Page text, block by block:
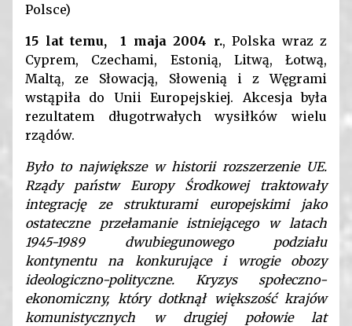
Polsce)
15 lat temu, 1 maja 2004 r., Polska wraz z
Cyprem, Czechami, Estonią, Litwą, Łotwą,
Maltą, ze Słowacją, Słowenią i z Węgrami
wstąpiła do Unii Europejskiej. Akcesja była
rezultatem długotrwałych wysiłków wielu
rządów.
Było to największe w historii rozszerzenie UE.
Rządy państw Europy Środkowej traktowały
integrację ze strukturami europejskimi jako
ostateczne przełamanie istniejącego w latach
1945-1989 dwubiegunowego podziału
kontynentu na konkurujące i wrogie obozy
ideologiczno-polityczne. Kryzys społeczno-
ekonomiczny, który dotknął większość krajów
komunistycznych w drugiej połowie lat